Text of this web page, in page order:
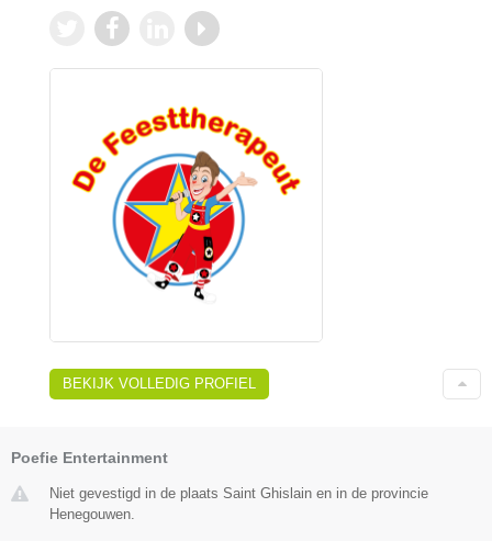
BEKIJK VOLLEDIG PROFIEL
Poefie Entertainment
Niet gevestigd in de plaats Saint Ghislain en in de provincie
Henegouwen.